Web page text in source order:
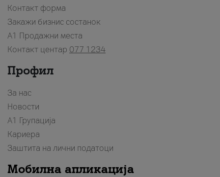
Контакт форма
Закажи бизнис состанок
A1 Продажни места
Контакт центар 077 1234
Профил
За нас
Новости
А1 Групација
Кариера
Заштита на лични податоци
Мобилна апликација